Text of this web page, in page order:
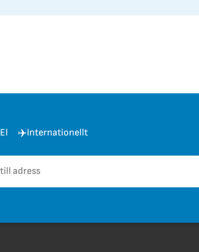
El ✈️Internationellt